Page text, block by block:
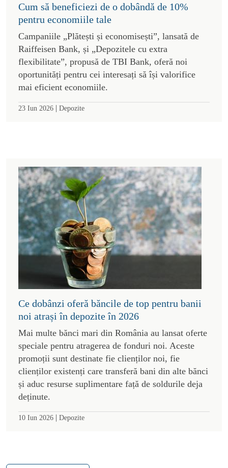
Cum să beneficiezi de o dobândă de 10%
pentru economiile tale
Campaniile „Plătești și economisești”, lansată de
Raiffeisen Bank, și „Depozitele cu extra
flexibilitate”, propusă de TBI Bank, oferă noi
oportunități pentru cei interesați să își valorifice
mai eficient economiile.
23 Iun 2026 | Depozite
Ce dobânzi oferă băncile de top pentru banii
noi atrași în depozite în 2026
Mai multe bănci mari din România au lansat oferte
speciale pentru atragerea de fonduri noi. Aceste
promoții sunt destinate fie clienților noi, fie
clienților existenți care transferă bani din alte bănci
și aduc resurse suplimentare față de soldurile deja
deținute.
10 Iun 2026 | Depozite